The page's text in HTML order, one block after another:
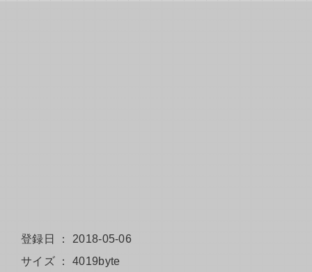
登録日 ： 2018-05-06
サイズ ： 4019byte